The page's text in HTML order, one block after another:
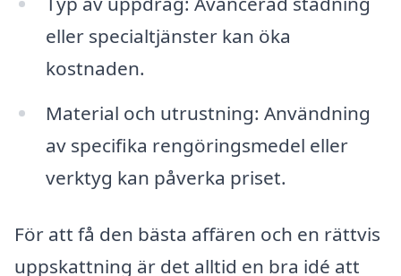
eller specialtjänster kan öka
kostnaden.
Material och utrustning: Användning
av specifika rengöringsmedel eller
verktyg kan påverka priset.
För att få den bästa affären och en rättvis
uppskattning är det alltid en bra idé att